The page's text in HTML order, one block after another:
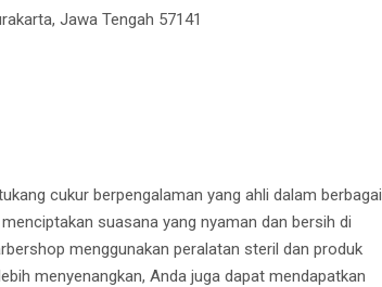
Jawa Tengah 57141
cukur berpengalaman yang ahli dalam berbagai
suasana yang nyaman dan bersih di
menggunakan peralatan steril dan produk
menyenangkan, Anda juga dapat mendapatkan